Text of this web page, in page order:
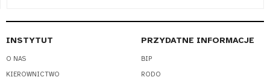
INSTYTUT
O NAS
KIEROWNICTWO
PRZYDATNE INFORMACJE
BIP
RODO